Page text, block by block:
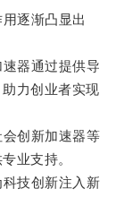
逐渐凸显出
器通过提供导
力创业者实现
创新加速器等
业支持。
技创新注入新